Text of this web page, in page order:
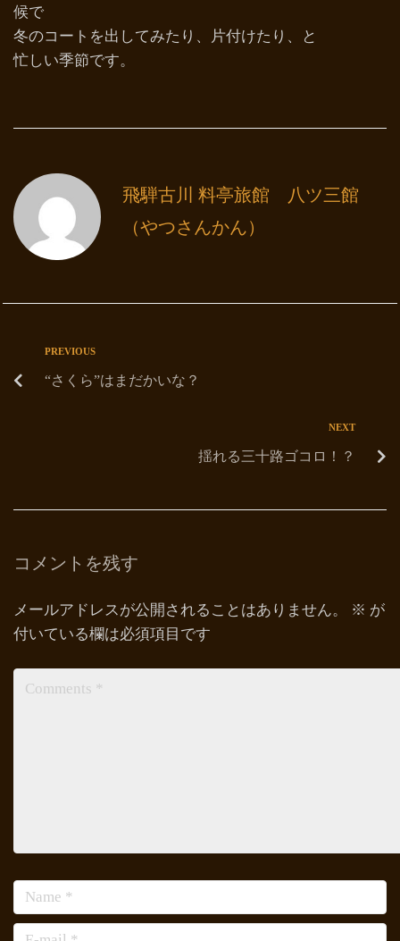
候で
冬のコートを出してみたり、片付けたり、と
忙しい季節です。
飛騨古川 料亭旅館 八ツ三館
（やつさんかん）
PREVIOUS
“さくら”はまだかいな？
NEXT
揺れる三十路ゴコロ！？
コメントを残す
メールアドレスが公開されることはありません。 ※ が
付いている欄は必須項目です